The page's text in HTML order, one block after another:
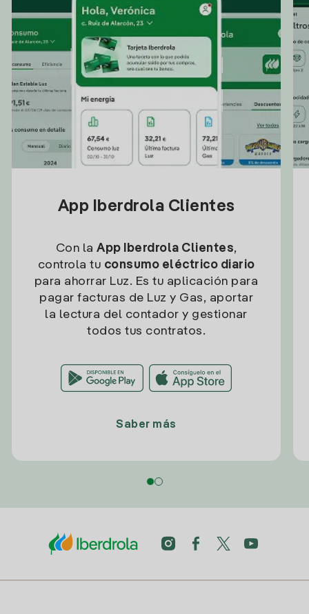
App Iberdrola Clientes
Con la App Iberdrola Clientes,
controla tu consumo eléctrico diario
para ahorrar Luz. Es tu aplicación para
pagar facturas de Luz y Gas, aportar
la lectura del contador y gestionar
todos tus contratos.
Saber más